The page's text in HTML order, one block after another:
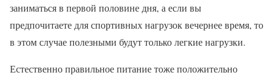
заниматься в первой половине дня, а если вы
предпочитаете для спортивных нагрузок вечернее время, то
в этом случае полезными будут только легкие нагрузки.
Естественно правильное питание тоже положительно